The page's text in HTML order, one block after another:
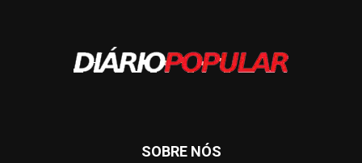
SOBRE NÓS